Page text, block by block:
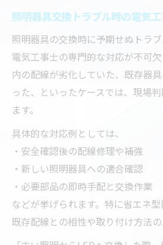
照明器具交換トラブル時の電気
照明器具の交換時に予期せぬトラブ
電気工事士の専門的な対応が不可
内の配線が劣化していた、既存器
った、といったケースでは、現場
ます。
具体的な対応例としては、
・安全確認後の配線修理や補強
・新しい照明器具への適合確認
・必要部品の即時手配と交換作業
などが挙げられます。特に省エネ型
既存配線との相性や取り付け方法の